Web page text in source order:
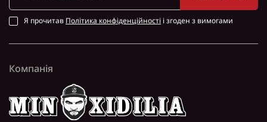
Я прочитав Політика конфіденційності і згоден з вимогами
Компанія